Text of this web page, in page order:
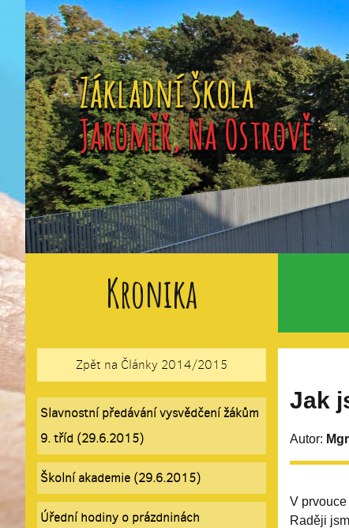
Kronika
Zpět na Články 2014/2015
Slavnostní předávání vysvědčení žákům
9. tříd (29.6.2015)
Školní akademie (29.6.2015)
Úřední hodiny o prázdninách
Jak
Autor:
V
Raději